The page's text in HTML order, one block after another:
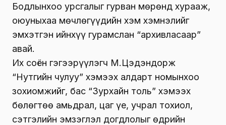
Бодлынхоо урсгалыг гурван мөрөнд хурааж,
оюуныхаа мөчлөгүүдийн хэм хэмнэлийг
эмхэтгэн ийнхүү гурамслан “архивласаар”
авай.
Их соён гэгээрүүлэгч М.Цэдэндорж
“Нутгийн чулуу” хэмээх алдарт номынхоо
зохиомжийг, бас “Зурхайн толь” хэмээх
бөлөгтөө амьдрал, цаг үе, учрал тохиол,
сэтгэлийн эмзэглэл догдлолыг өдрийн